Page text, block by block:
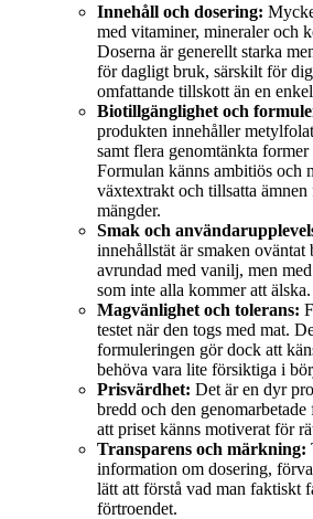
Innehåll och dosering:
med vitaminer, mineraler och
Doserna är generellt starka
för dagligt bruk, särskilt för
omfattande tillskott än en
Biotillgänglighet och
produkten innehåller
samt flera genomtänkta
Formulan känns ambitiös och
växtextrakt och tillsatta ämnen
mängder.
Smak och
innehållstät är smaken
avrundad med vanilj, men
som inte alla kommer att älska.
Magvänlighet och tolerans:
testet när den togs med mat.
formuleringen gör dock att
behöva vara lite försiktiga i
Prisvärdhet: Det är en dyr
bredd och den
att priset känns motiverat för
Transparens och märkning:
information om dosering,
lätt att förstå vad man faktiskt
förtroendet.